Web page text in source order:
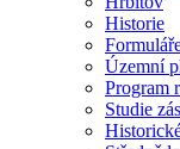
Historie
Územní
Program
Studie